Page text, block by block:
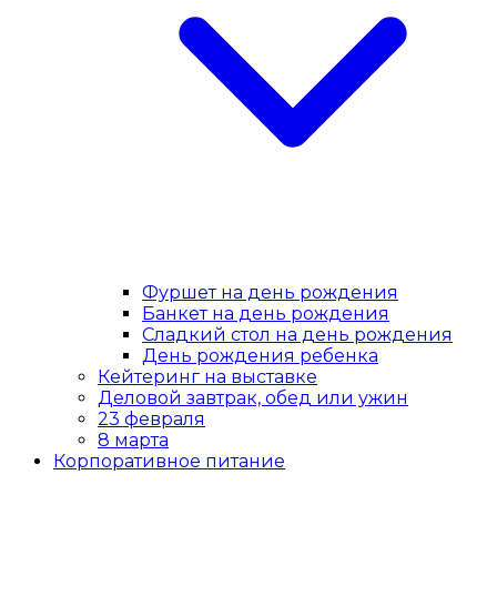
Фуршет на день рождения
Банкет на день рождения
Сладкий стол на день рождения
День рождения ребенка
Кейтеринг на выставке
Деловой завтрак, обед или ужин
23 февраля
8 марта
Корпоративное питание